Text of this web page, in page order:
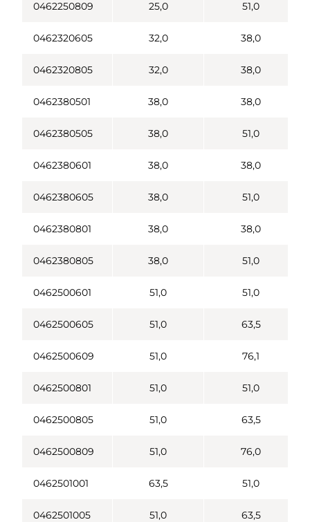
0462250809 25,0 51,0
0462320605 32,0 38,0
0462320805 32,0 38,0
0462380501 38,0 38,0
0462380505 38,0 51,0
0462380601 38,0 38,0
0462380605 38,0 51,0
0462380801 38,0 38,0
0462380805 38,0 51,0
0462500601 51,0 51,0
0462500605 51,0 63,5
0462500609 51,0 76,1
0462500801 51,0 51,0
0462500805 51,0 63,5
0462500809 51,0 76,0
0462501001 63,5 51,0
0462501005 51,0 63,5